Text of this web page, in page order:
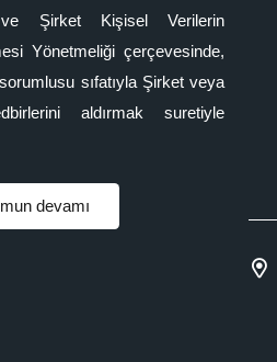
Şirket Kişisel Verilerin
Yönetmeliği çerçevesinde,
sıfatıyla Şirket veya
aldırmak suretiyle
devamı